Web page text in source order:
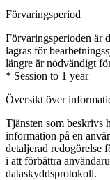
Förvaringsperiod
Förvaringsperioden är
lagras för
längre är nödvändigt
* Session to 1 year
Översikt över
Tjänsten som beskrivs
information på en
detaljerad redogörelse
i att förbättra
dataskyddsprotokoll.